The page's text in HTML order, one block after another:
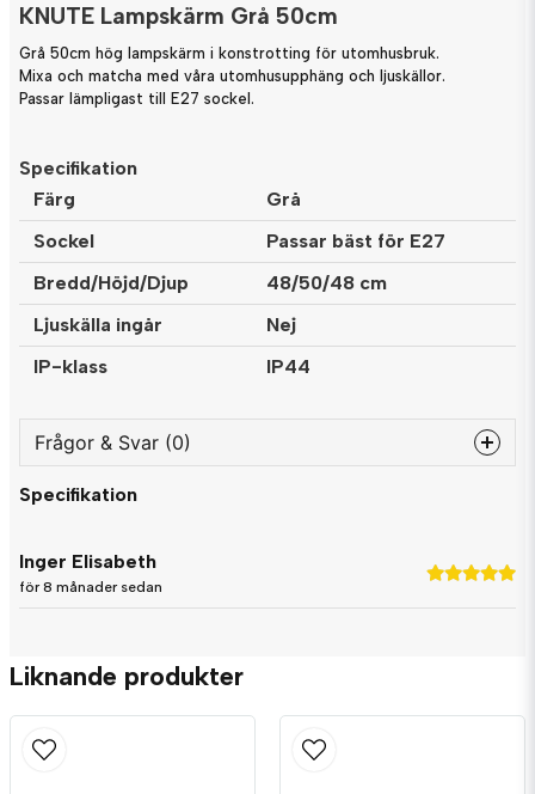
KNUTE Lampskärm Grå 50cm
Grå 50cm hög lampskärm i konstrotting för utomhusbruk.
Mixa och matcha med våra utomhusupphäng och ljuskällor.
Passar lämpligast till E27 sockel.
Specifikation
Färg
Grå
Sockel
Passar bäst för E27
Bredd/Höjd/Djup
48/50/48 cm
Ljuskälla ingår
Nej
IP-klass
IP44
Frågor & Svar (0)
question
Specifikation
Inger Elisabeth
för 8 månader sedan
Liknande produkter